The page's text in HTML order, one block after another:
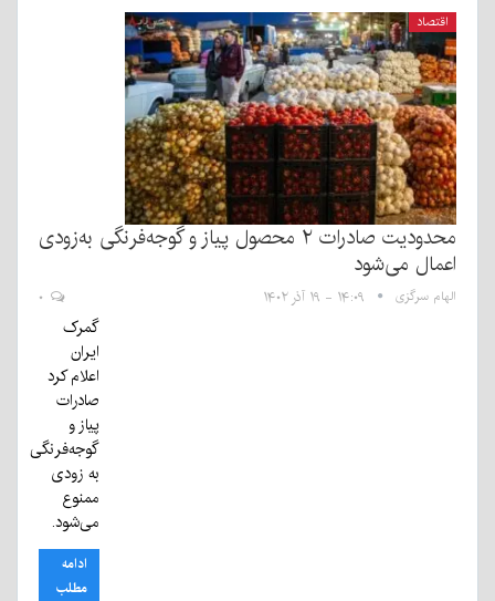
اقتصاد
محدودیت‌ صادرات ۲ محصول پیاز و گوجه‌فرنگی به‌زودی
اعمال می‌شود
الهام سرگزی ۱۴:۰۹ - ۱۹ آذر ۱۴۰۲ ۰
گمرک
ایران
اعلام کرد
صادرات
پیاز و
گوجه‌فرنگی
به زودی
ممنوع
می‌شود.
ادامه
مطلب